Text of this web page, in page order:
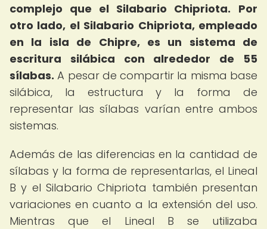
complejo que el Silabario Chipriota. Por
otro lado, el Silabario Chipriota, empleado
en la isla de Chipre, es un sistema de
escritura silábica con alrededor de 55
sílabas. A pesar de compartir la misma base
silábica, la estructura y la forma de
representar las sílabas varían entre ambos
sistemas.
Además de las diferencias en la cantidad de
sílabas y la forma de representarlas, el Lineal
B y el Silabario Chipriota también presentan
variaciones en cuanto a la extensión del uso.
Mientras que el Lineal B se utilizaba